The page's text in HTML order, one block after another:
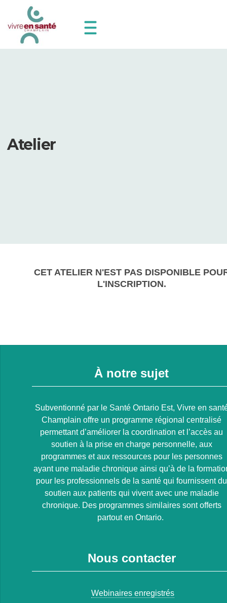
Atelier
CET ATELIER N'EST PAS DISPONIBLE
L'INSCRIPTION.
À notre sujet
Subventionné par le Santé Ontario Est, Vivre en
Champlain offre un programme régional centralisé
permettant d’améliorer la coordination et l’accès au
soutien à la prise en charge personnelle, aux
programmes et aux ressources pour les personnes
ayant une maladie chronique ainsi qu’à de la
pour les professionnels de la santé qui fournissent du
soutien aux patients qui vivent avec une maladie
chronique. Des programmes similaires sont offerts
partout en Ontario.
Nous contacter
Webinaires enregistrés